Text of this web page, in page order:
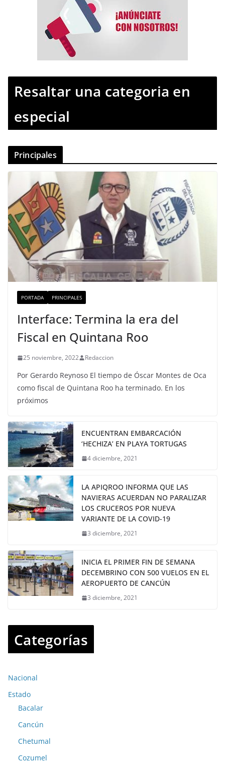
Resaltar una categoria en
especial
Principales
PORTADA PRINCIPALES
Interface: Termina la era del
Fiscal en Quintana Roo
25 noviembre, 2022 Redaccion
Por Gerardo Reynoso El tiempo de Óscar Montes de Oca
como fiscal de Quintana Roo ha terminado. En los
próximos
ENCUENTRAN EMBARCACIÓN
‘HECHIZA’ EN PLAYA TORTUGAS
4 diciembre, 2021
LA APIQROO INFORMA QUE LAS
NAVIERAS ACUERDAN NO PARALIZAR
LOS CRUCEROS POR NUEVA
VARIANTE DE LA COVID-19
3 diciembre, 2021
INICIA EL PRIMER FIN DE SEMANA
DECEMBRINO CON 500 VUELOS EN EL
AEROPUERTO DE CANCÚN
3 diciembre, 2021
Categorías
Nacional
Estado
Bacalar
Cancún
Chetumal
Cozumel